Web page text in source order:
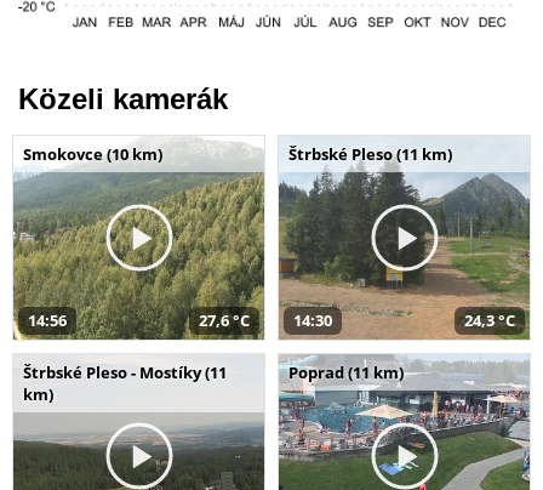
Közeli kamerák
Smokovce (10 km)
14:56 27,6 °C
Štrbské Pleso (11 km)
14:30 24,3 °C
Štrbské Pleso - Mostíky (11
km)
Poprad (11 km)